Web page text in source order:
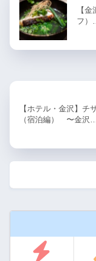
【
フ）…
【ホテル・金沢】チ
（宿泊編） 〜金沢…